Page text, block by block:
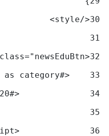
30
</style>
31
32
<div class="newsEduBtn">
33
    <#list categories as category>
34
35
36